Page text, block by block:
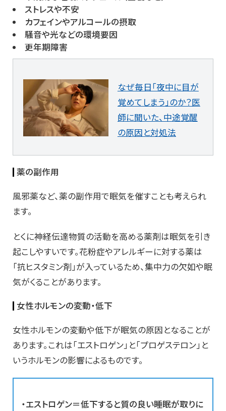
ストレスや不安
カフェインやアルコールの摂取
騒音や光などの環境要因
更年期障害
なぜ毎日「夜中に目が
覚めてしまう」のか？医
師に聞いた、中途覚醒
の原因と対処法
薬の副作用
風邪薬など、薬の副作用で眠気を催すことも考えられ
ます。
とくに神経伝達物質の活動を高める薬剤は眠気を引き
起こしやすいです。花粉症やアレルギーに対する薬は
「抗ヒスタミン剤」が入っているため、集中力の欠如や眠
気がくることがあります。
女性ホルモンの変動・低下
女性ホルモンの変動や低下が眠気の原因となることが
あります。これは「エストロゲン」と「プロゲステロン」と
いうホルモンの影響によるものです。
・エストロゲン＝低下すると質の良い睡眠が取りに